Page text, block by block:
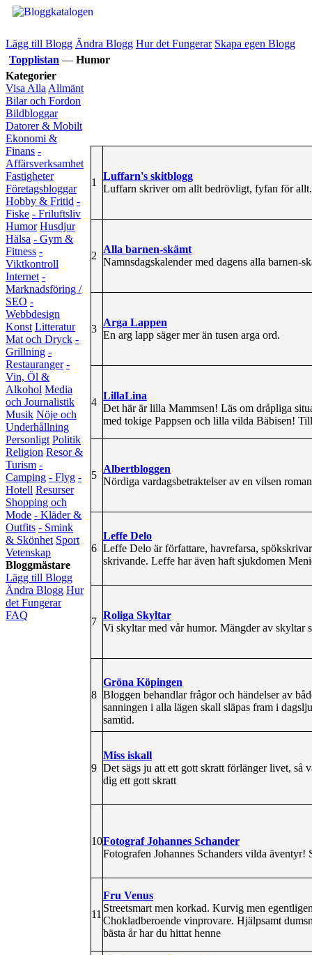
Lägg till Blogg Ändra Blogg Hur det Fungerar Skapa egen Blogg
Topplistan — Humor
Kategorier
Visa Alla Allmänt
Bilar och Fordon
Bildbloggar
Datorer & Mobilt
Ekonomi &
Finans -
Affärsverksamhet
Fastigheter
Företagsbloggar
Hobby & Fritid -
Fiske - Friluftsliv
Humor Husdjur
Hälsa - Gym &
Fitness -
Viktkontroll
Internet -
Marknadsföring /
SEO -
Webbdesign
Konst Litteratur
Mat och Dryck -
Grillning -
Restauranger -
Vin, Öl &
Alkohol Media
och Journalistik
Musik Nöje och
Underhållning
Personligt Politik
Religion Resor &
Turism -
Camping - Flyg -
Hotell Resurser
Shopping och
Mode - Kläder &
Outfits - Smink
& Skönhet Sport
Vetenskap
Bloggmästare
Lägg till Blogg
Ändra Blogg Hur
det Fungerar
FAQ
1
Luffarn's skitblogg
Luffarn skriver om allt bedrövligt, fyfan för allt.
2
Alla barnen-skämt
Namnsdagskalender med dagens alla barnen-
3
Arga Lappen
En arg lapp säger mer än tusen arga ord.
4
LillaLina
Det här är lilla Mammsen! Läs om dråpliga
med tokige Pappsen och lilla vilda Bäbisen!
5
Albertbloggen
Nördiga vardagsbetraktelser av en vilsen
6
Leffe Delo
Leffe Delo är författare, havrefarsa,
skrivande. Leffe har även haft sjukdomen
7
Roliga Skyltar
Vi skyltar med vår humor. Mängder av skyltar
8
Gröna Köpingen
Bloggen behandlar frågor och händelser av
sanningen i alla lägen skall släpas fram i
samtid.
9
Miss iskall
Det sägs ju att ett gott skratt förlänger livet, så
dig ett gott skratt
10Fotograf Johannes Schander
Fotografen Johannes Schanders vilda
11
Fru Venus
Streetsmart men korkad. Kurvig men
Chokladberoende vinprovare. Hjälpsamt
bästa år har du hittat henne